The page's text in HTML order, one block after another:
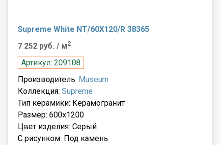
Supreme White NT/60X120/R 38365
7 252 руб. / м2
Артикул: 209108
Производитель: Museum
Коллекция: Supreme
Тип керамики: Керамогранит
Размер: 600x1200
Цвет изделия: Серый
С рисунком: Под камень